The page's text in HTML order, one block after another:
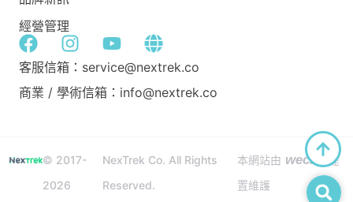
經營管理
客服信箱：service@nextrek.co
商業 / 學術信箱：info@nextrek.co
© 2017-
2026
NexTrek Co. All Rights
Reserved.
本網站由 wecan 建
置維護